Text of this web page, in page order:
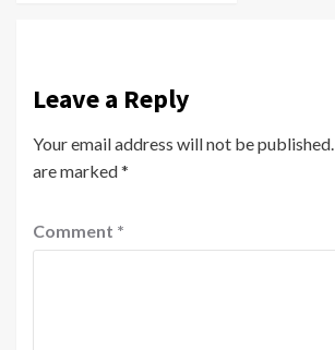
Leave a Reply
Your email address will not be published.
are marked*
Comment *